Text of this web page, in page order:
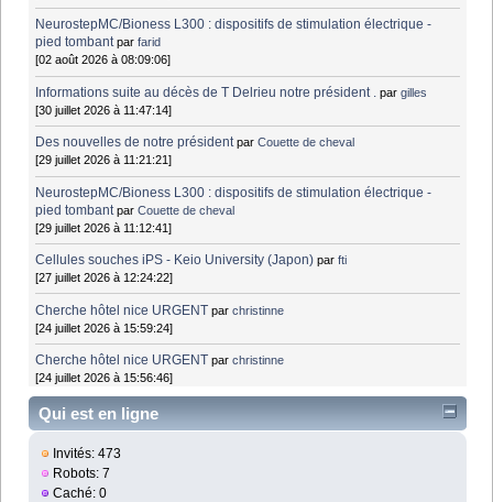
NeurostepMC/Bioness L300 : dispositifs de stimulation électrique -
pied tombant parfarid
[02 août 2026 à 08:09:06]
Informations suite au décès de T Delrieu notre président . pargilles
[30 juillet 2026 à 11:47:14]
Des nouvelles de notre président parCouette de cheval
[29 juillet 2026 à 11:21:21]
NeurostepMC/Bioness L300 : dispositifs de stimulation électrique -
pied tombant parCouette de cheval
[29 juillet 2026 à 11:12:41]
Cellules souches iPS - Keio University (Japon) parfti
[27 juillet 2026 à 12:24:22]
Cherche hôtel nice URGENT parchristinne
[24 juillet 2026 à 15:59:24]
Cherche hôtel nice URGENT parchristinne
[24 juillet 2026 à 15:56:46]
Qui est en ligne
Invités: 473
Robots: 7
Caché: 0